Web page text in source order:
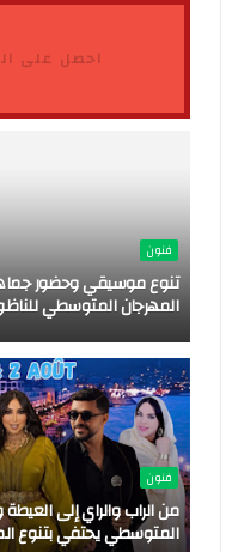
احصل على
فنون
تنوع موسيقي وحضور
المهرجان المتوسطي
فنون
من الراب والراي إلى العيطة
المتوسطي يحتفي بتنوع